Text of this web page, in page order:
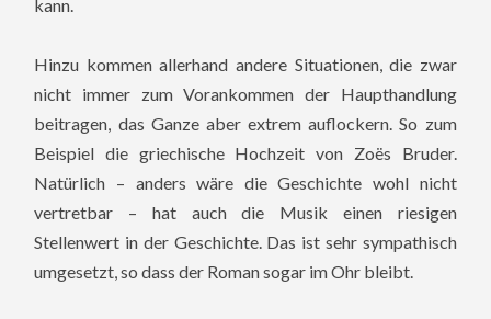
kann.
Hinzu kommen allerhand andere Situationen, die zwar
nicht immer zum Vorankommen der Haupthandlung
beitragen, das Ganze aber extrem auflockern. So zum
Beispiel die griechische Hochzeit von Zoës Bruder.
Natürlich – anders wäre die Geschichte wohl nicht
vertretbar – hat auch die Musik einen riesigen
Stellenwert in der Geschichte. Das ist sehr sympathisch
umgesetzt, so dass der Roman sogar im Ohr bleibt.